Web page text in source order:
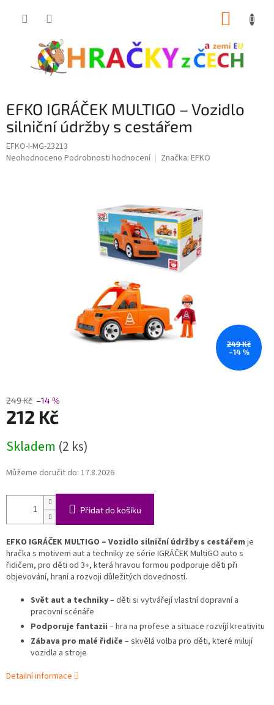
EFKO IGRÁČEK MULTIGO – Vozidlo
silniční údržby s cestářem
EFKO-I-MG-23213
Průměrné
Neohodnoceno Podrobnosti hodnocení Značka: EFKO
249 Kč
–14 %
249 Kč –14 %
212 Kč
cena:
Skladem (2 ks)
Můžeme doručit do: 17.8.2026
Přidat do košíku
EFKO IGRÁČEK MULTIGO – Vozidlo silniční údržby s cestářem je
hračka s motivem aut a techniky ze série IGRÁČEK MultiGO auto s
řidičem, pro děti od 3+, která hravou formou podporuje děti při
objevování, hraní a rozvoji důležitých dovedností.
Svět aut a techniky– děti si vytvářejí vlastní dopravní a
pracovní scénáře
Podporuje fantazii – hra na profese a situace rozvíjí kreativitu
Zábava pro malé řidiče – skvělá volba pro děti, které milují
vozidla a stroje
Detailní informace